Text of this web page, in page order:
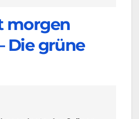
morgen
Die grüne